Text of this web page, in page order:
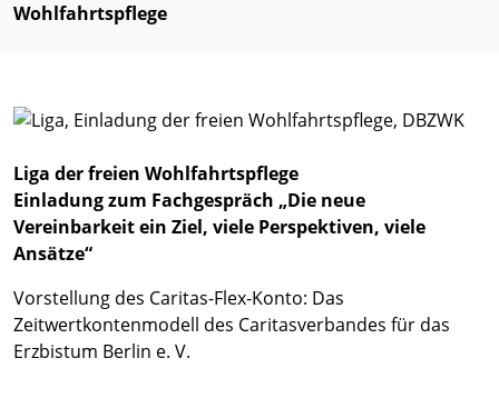
Wohlfahrtspflege
Liga der freien Wohlfahrtspflege
Einladung zum Fachgespräch „Die neue
Vereinbarkeit ein Ziel, viele Perspektiven, viele
Ansätze“
Vorstellung des Caritas-Flex-Konto: Das
Zeitwertkontenmodell des Caritasverbandes für das
Erzbistum Berlin e. V.